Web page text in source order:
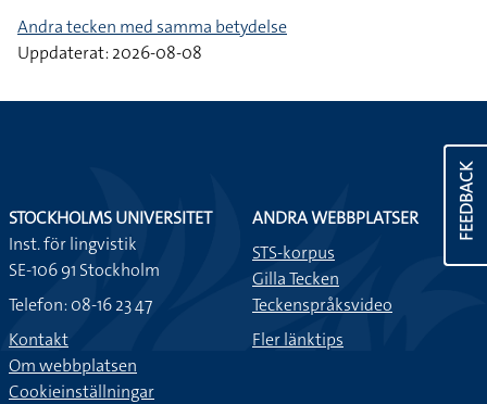
Andra tecken med samma betydelse
Uppdaterat: 2026-08-08
FEEDBACK
STOCKHOLMS UNIVERSITET
Inst. för lingvistik
SE-106 91 Stockholm
Telefon: 08-16 23 47
Kontakt
Om webbplatsen
Cookieinställningar
ANDRA WEBBPLATSER
STS-korpus
Gilla Tecken
Teckenspråksvideo
Fler länktips